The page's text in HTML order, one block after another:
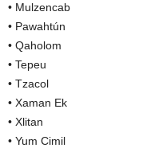
• Mulzencab
• Pawahtún
• Qaholom
• Tepeu
• Tzacol
• Xaman Ek
• Xlitan
• Yum Cimil